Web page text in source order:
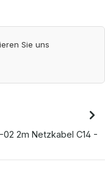
Sie uns
2m Netzkabel C14 -